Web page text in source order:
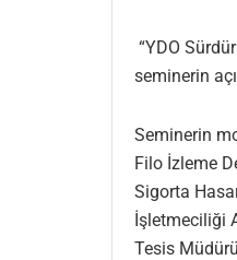
“YDO
seminerin
Seminerin
Filo İzleme
Sigorta
İşletmeciliği
Tesis